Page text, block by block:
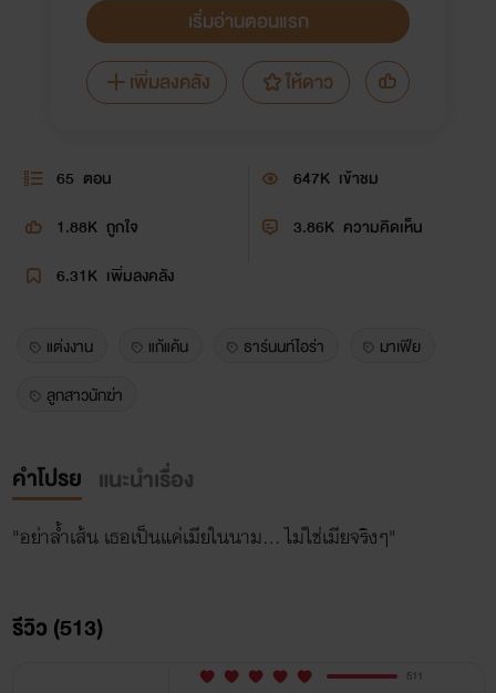
เริ่มอ่านตอนแรก
เพิ่มลงคลัง
ให้ดาว
65 ตอน 647K เข้าชม
1.88K ถูกใจ 3.86K ความคิดเห็น
6.31K เพิ่มลงคลัง
แต่งงาน แก้แค้น ธาร์นนท์ไอร่า
มาเฟีย
ลูกสาวนักฆ่า
คำโปรย แนะนำเรื่อง
"อย่าล้ำเส้น เธอเป็นแค่เมียในนาม... ไม่ใช่เมียจริงๆ"
รีวิว (513)
511